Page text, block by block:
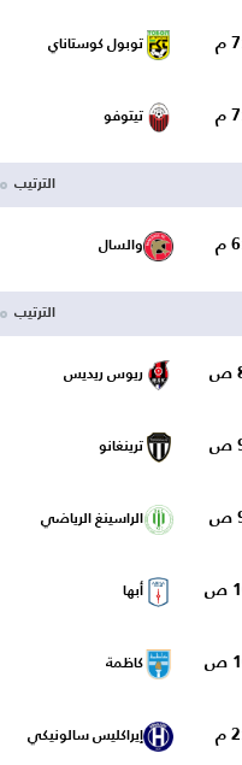
م توبول كوستاناي
م تيتوفو
الترتيب
م والسال
الترتيب
ريوس ريديس
ترينغانو
الراسينغ الرياضي
أبها
كاظمة
م إيراكليس سالونيكي